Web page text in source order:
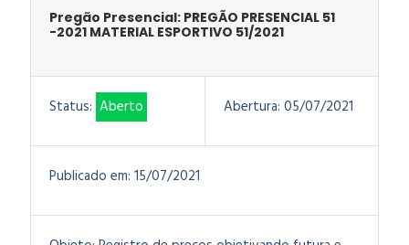
Pregão Presencial: PREGÃO PRESENCIAL 51
-2021 MATERIAL ESPORTIVO 51/2021
Status: Aberto Abertura: 05/07/2021
Publicado em: 15/07/2021